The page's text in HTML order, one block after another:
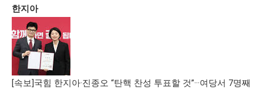
한지아
[속보]국힘 한지아·진종오 “탄핵 찬성 투표할 것”···여당서 7명째